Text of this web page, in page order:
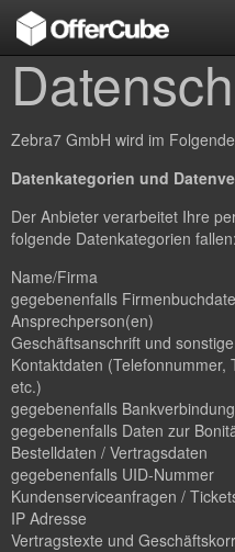
Zebra7 GmbH wird im
Datenkategorien und
Der Anbieter verarbeitet Ihre
folgende Datenkategorien fallen:
Name/Firma
gegebenenfalls
Ansprechperson(en)
Geschäftsanschrift und
Kontaktdaten (Telefonnummer,
etc.)
gegebenenfalls
gegebenenfalls Daten zur
Bestelldaten / Vertragsdaten
gegebenenfalls UID-Nummer
Kundenserviceanfragen /
IP Adresse
Vertragstexte und